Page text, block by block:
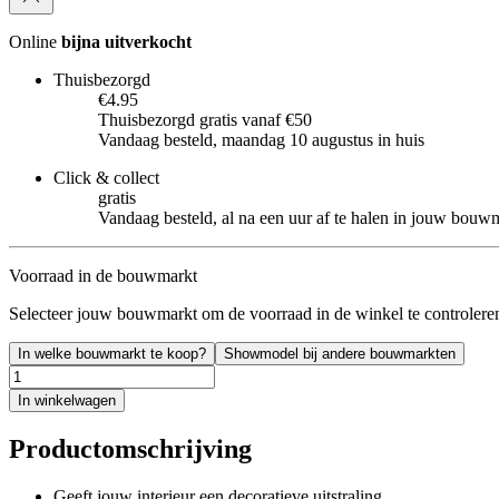
Online bijna uitverkocht
Thuisbezorgd
€4.95
Thuisbezorgd gratis vanaf €50
Vandaag besteld, maandag 10 augustus in huis
Click & collect
gratis
Vandaag besteld, al na een uur af te halen in jouw
Voorraad in de bouwmarkt
Selecteer jouw bouwmarkt om de voorraad in de winkel te
In welke bouwmarkt te koop? Showmodel bij andere bouwmarkten
In winkelwagen
Productomschrijving